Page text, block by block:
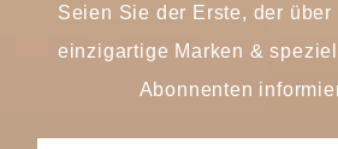
Seien Sie der Erste, der über
einzigartige Marken &
Abonnenten